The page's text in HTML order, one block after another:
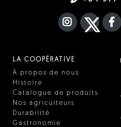
LA COOPÉRATIVE
À propos de nous
Histoire
Catalogue de produits
Nos agriculteurs
Durabilité
Gastronomie